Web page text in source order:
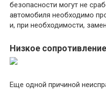
безопасности могут не
автомобиля необходимо
и, при необходимости,
Низкое
Еще одной причиной